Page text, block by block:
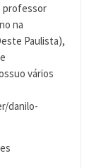
professor
na
Paulista),
vários
danilo-